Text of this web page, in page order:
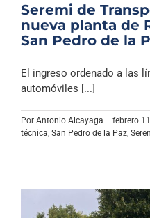
Seremi de
nueva planta de
San Pedro de la
El ingreso ordenado a las
automóviles [...]
Por Antonio Alcayaga | febrero
técnica San Pedro de la Paz